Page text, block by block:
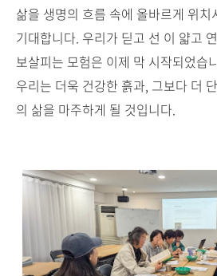
삶을 생명의 흐름 속에 올바르게 위
기대합니다. 우리가 딛고 선 이 얇고
보살피는 모험은 이제 막 시작되었습
우리는 더욱 건강한 흙과, 그보다 더
의 삶을 마주하게 될 것입니다.